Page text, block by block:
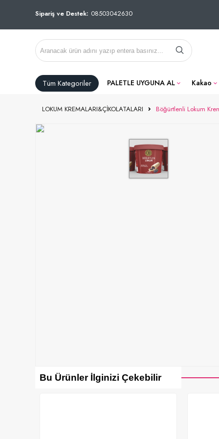
Sipariş ve Destek: 08503042630
Tüm Kategoriler PALETLE UYGUNA AL Kakao
LOKUM KREMALARI&ÇİKOLATALARI Böğürtlenli Lokum
Bu Ürünler İlginizi Çekebilir